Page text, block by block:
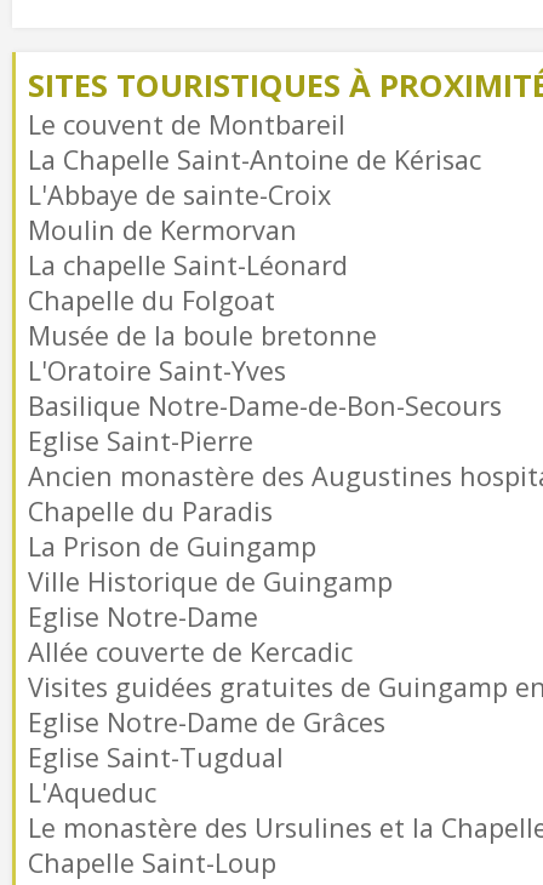
SITES TOURISTIQUES À
Le couvent de Montbareil
La Chapelle Saint-Antoine de Kérisac
L'Abbaye de sainte-Croix
Moulin de Kermorvan
La chapelle Saint-Léonard
Chapelle du Folgoat
Musée de la boule bretonne
L'Oratoire Saint-Yves
Basilique Notre-Dame-de-Bon-Secours
Eglise Saint-Pierre
Ancien monastère des Augustines
Chapelle du Paradis
La Prison de Guingamp
Ville Historique de Guingamp
Eglise Notre-Dame
Allée couverte de Kercadic
Visites guidées gratuites de Guingamp
Eglise Notre-Dame de Grâces
Eglise Saint-Tugdual
L'Aqueduc
Le monastère des Ursulines et la
Chapelle Saint-Loup